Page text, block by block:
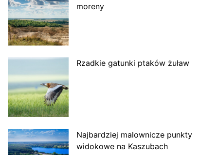
moreny
Rzadkie gatunki ptaków żuław
Najbardziej malownicze punkty
widokowe na Kaszubach